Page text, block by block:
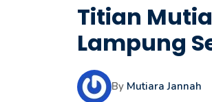
Titian
Lampung
By Mutiara Jannah